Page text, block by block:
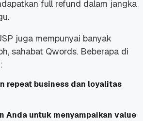
full refund dalam jangka
juga mempunyai banyak
sahabat Qwords. Beberapa di
repeat business dan loyalitas
Anda untuk menyampaikan value